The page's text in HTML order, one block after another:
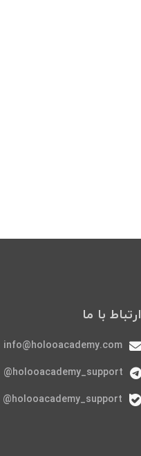
ارتباط با ما
info@holooacademy.com
holooacademy_support@
holooacademy_support@